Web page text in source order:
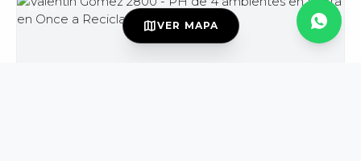
MUV
mapVER MAPA